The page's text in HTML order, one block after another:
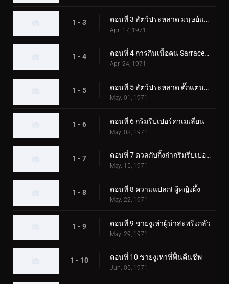
1 - 3 ตอนที่ 3 สัตว์ประหลาด มนุษย์แมงป่อง
Apr. 17, 1971
1 - 4 ตอนที่ 4 การกินเนื้อคน Sarracenian
Apr. 24, 1971
1 - 5 ตอนที่ 5 สัตว์ประหลาด ตั๊กแตนตำข้าว
May. 01, 1971
1 - 6 ตอนที่ 6 กริมรีปเปอร์คาเมเลี่ยน
May. 08, 1971
1 - 7 ตอนที่ 7 ดวลกับกิ้งก่ากริมรีปเปอร์! ความประทับใจในงานมหกรรมโลก
May. 15, 1971
1 - 8 ตอนที่ 8 ความแปลก! ผู้หญิงผึ้ง
May. 22, 1971
1 - 9 ตอนที่ 9 ชายงูเห่าผู้น่าสะพรึงกลัว
May. 29, 1971
1 - 10 ตอนที่ 10 ชายงูเห่าที่ฟื้นคืนชีพ
Jun. 05, 1971